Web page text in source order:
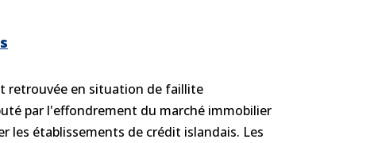
retrouvée en situation de faillite
par l'effondrement du marché immobilier
les établissements de crédit islandais. Les